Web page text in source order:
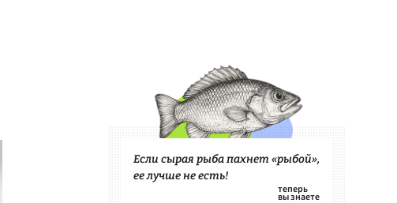
Если сырая рыба пахнет «рыбой»,
ее лучше не есть!